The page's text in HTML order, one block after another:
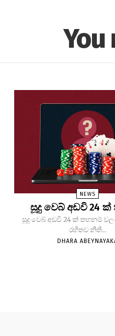
NEWS
සූදු වෙබ් අඩවි 24
සූදු වෙබ් අඩවි 24 ක් තහනම්
රහිතව නීති...
DHARA